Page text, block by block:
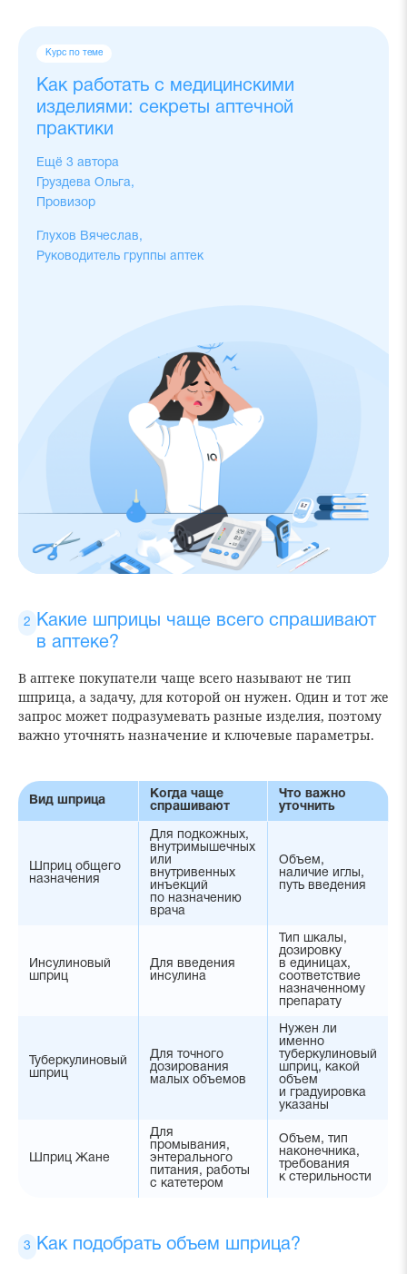
Как работать с медицинскими
изделиями: секреты аптечной
практики
Курс по теме
Глухов Вячеслав,
Руководитель группы аптек
Груздева Ольга,
Провизор
Ещё 3 автора
Какие шприцы чаще всего спрашивают
в аптеке?
В аптеке покупатели чаще всего называют не тип
шприца, а задачу, для которой он нужен. Один и тот же
запрос может подразумевать разные изделия, поэтому
важно уточнять назначение и ключевые параметры.
Вид шприца
Когда чаще
спрашивают
Что важно
уточнить
Шприц общего
назначения
Для подкожных,
внутримышечных
или
внутривенных
инъекций
по назначению
врача
Объем,
наличие иглы,
путь введения
Инсулиновый
шприц
Для введения
инсулина
Тип шкалы,
дозировку
в единицах,
соответствие
назначенному
препарату
Туберкулиновый
шприц
Для точного
дозирования
малых объемов
Нужен ли
именно
туберкулиновый
шприц, какой
объем
и градуировка
указаны
Шприц Жане
Для
промывания,
энтерального
питания, работы
с катетером
Объем, тип
наконечника,
требования
к стерильности
Как подобрать объем шприца?